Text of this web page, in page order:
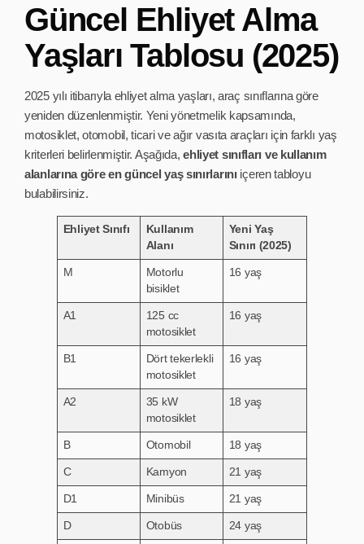
Güncel Ehliyet Alma
Yaşları Tablosu (2025)
2025 yılı itibarıyla ehliyet alma yaşları, araç sınıflarına göre
yeniden düzenlenmiştir. Yeni yönetmelik kapsamında,
motosiklet, otomobil, ticari ve ağır vasıta araçları için farklı yaş
kriterleri belirlenmiştir. Aşağıda,ehliyet sınıfları ve kullanım
alanlarına göre en güncel yaş sınırlarını içeren tabloyu
bulabilirsiniz.
Ehliyet Sınıfı
Kullanım
Alanı
Yeni Yaş
Sınırı (2025)
M
Motorlu
bisiklet
16 yaş
A1
125 cc
motosiklet
16 yaş
B1
Dört tekerlekli
motosiklet
16 yaş
A2
35 kW
motosiklet
18 yaş
B Otomobil 18 yaş
C Kamyon 21 yaş
D1 Minibüs 21 yaş
D Otobüs 24 yaş